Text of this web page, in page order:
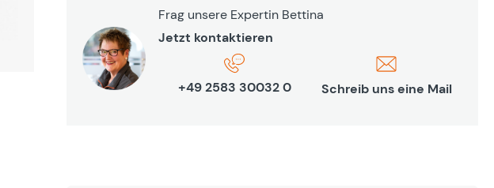
Frag unsere Expertin Bettina
Jetzt kontaktieren
+49 2583 30032 0 Schreib uns eine Mail